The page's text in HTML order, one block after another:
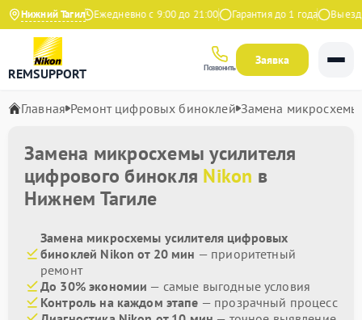
Нижний Тагил
4.9 на Яндекс Ежедневно с 9:00 до 21:00 Гарантия до 1 года Выезд
REMSUPPORT Позвонить
Заявка
Главная Ремонт цифровых биноклей Замена микросхемы
Замена микросхемы усилителя
цифрового бинокля Nikon в
Нижнем Тагиле
Замена микросхемы усилителя цифровых
биноклей Nikon от 20 мин — приоритетный
ремонт
До 30% экономии — самые выгодные условия
Контроль на каждом этапе — прозрачный процесс